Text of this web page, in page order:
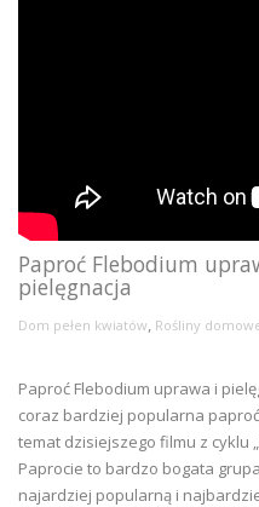
Paproć Flebodium
pielęgnacja
Dom pełen kwiatów, Rośliny
Paproć Flebodium uprawa i
coraz bardziej popularna
temat dzisiejszego filmu z cyklu
Paprocie to bardzo bogata
najardziej popularną i